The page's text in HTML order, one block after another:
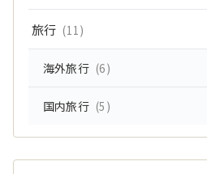
旅行 (11)
海外旅行 (6)
国内旅行 (5)